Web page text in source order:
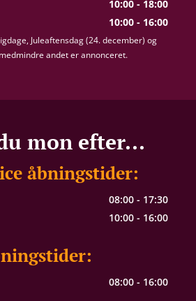
10:00 - 18:00
10:00 - 16:00
Juleaftensdag (24. december) og
andet er annonceret.
mon efter...
åbningstider:
08:00 - 17:30
10:00 - 16:00
08:00 - 16:00